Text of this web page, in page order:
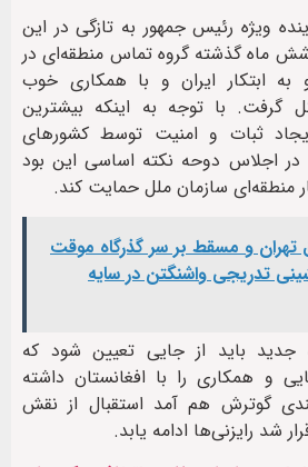
ویژه رئیس جمهور به تازگی در این
ماه گذشته گروه تماس منطقه‌ای در
ابتکار ایران و با همکاری خوب
گرفت. با توجه به اینکه بیشترین
ثبات و امنیت توسط کشورهای
در اجلاس دوحه نکته اساسی این بود
منطقه‌ای سازمان ملل حمایت کند.
تهران و مسقط بر سر گذرگاه موقت
تدریجی واشنگتن در سایه
جدید باید از جایی تعیین شود که
و همکاری را با افغانستان داشته
گوترش هم آمد استقبال از نقش
شد رایزنی‌ها ادامه یابد.